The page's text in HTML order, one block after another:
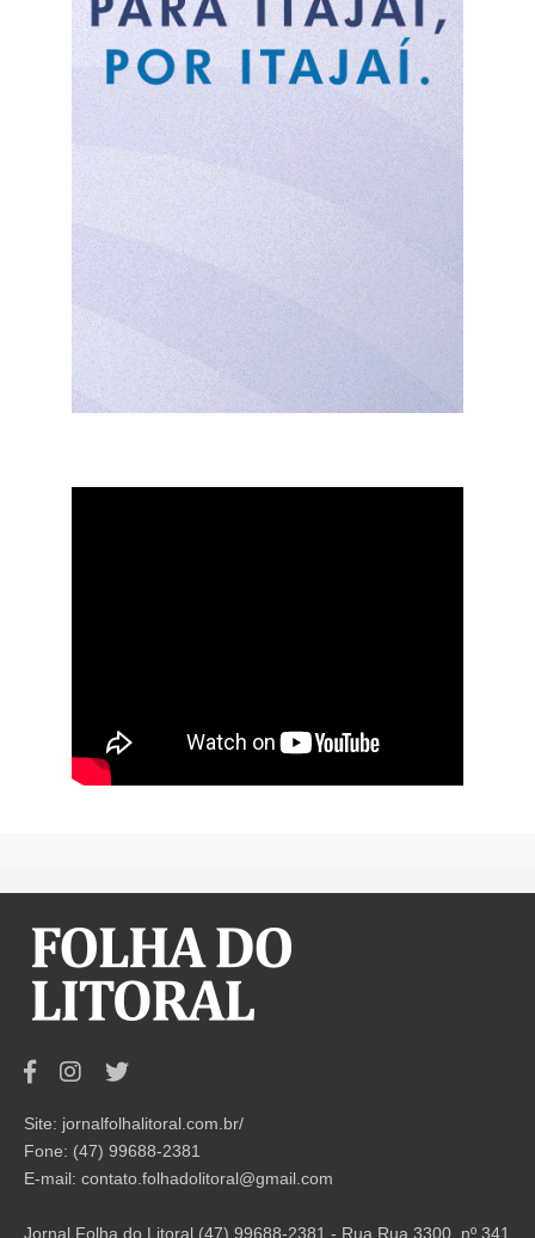
Site: jornalfolhalitoral.com.br/
Fone: (47) 99688-2381
E-mail: contato.folhadolitoral@gmail.com
Jornal Folha do Litoral (47) 99688-2381 - Rua Rua 3300, nº 341